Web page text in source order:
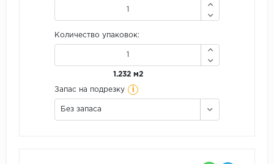
Количество упаковок:
1.232 м2
Запас на подрезку i
Без запаса